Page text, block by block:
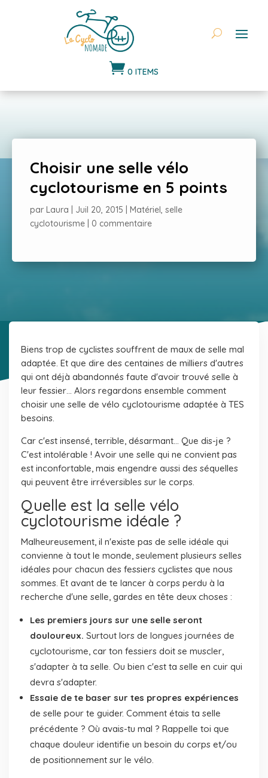
 0 ITEMS
Choisir une selle vélo
cyclotourisme en 5 points
par Laura Juil 20, 2015 Matériel, selle
cyclotourisme
0 commentaire
Biens trop de cyclistes souffrent de maux de selle mal
adaptée. Et que dire des centaines de milliers d'autres
qui ont déjà abandonnés faute d'avoir trouvé selle à
leur fessier… Alors regardons ensemble comment
choisir une selle de vélo cyclotourisme adaptée à TES
besoins.
Car c'est insensé, terrible, désarmant... Que dis-je ?
C'est intolérable ! Avoir une selle qui ne convient pas
est inconfortable, mais engendre aussi des séquelles
qui peuvent être irréversibles sur le corps.
Quelle est la selle vélo
cyclotourisme idéale ?
Malheureusement, il n'existe pas de selle idéale qui
convienne à tout le monde, seulement plusieurs selles
idéales pour chacun des fessiers cyclistes que nous
sommes. Et avant de te lancer à corps perdu à la
recherche d'une selle, gardes en tête deux choses :
Les premiers jours sur une selle seront
douloureux. Surtout lors de longues journées de
cyclotourisme, car ton fessiers doit se muscler,
s'adapter à ta selle. Ou bien c'est ta selle en cuir qui
devra s'adapter.
Essaie de te baser sur tes propres expériences
de selle pour te guider. Comment étais ta selle
précédente ? Où avais-tu mal ? Rappelle toi que
chaque douleur identifie un besoin du corps et/ou
de positionnement sur le vélo.